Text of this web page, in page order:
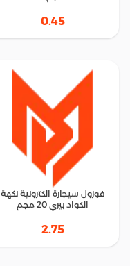
0.45
فوزول سيجارة الكترونية نكهة
الكواد بيري 20 مجم
2.75